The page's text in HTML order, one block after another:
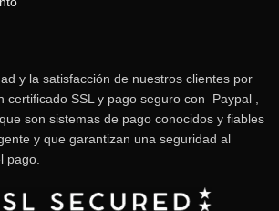
y la satisfacción de nuestros clientes por
certificado SSL y pago seguro con Paypal ,
son sistemas de pago conocidos y fiables
y que garantizan una seguridad al
pago.